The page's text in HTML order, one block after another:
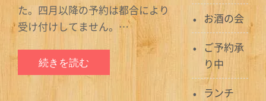
お
た。四月以降の予約は都合により
受け付けしてません。…
続きを読む
お酒の会
ご予約承
り中
ランチ